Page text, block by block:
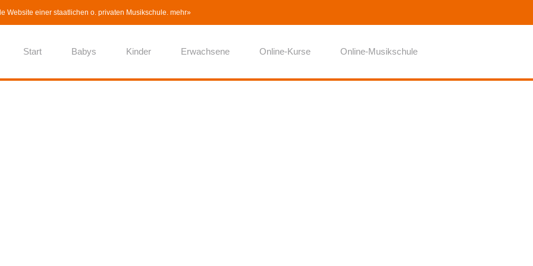
Website einer staatlichen o. privaten Musikschule. mehr»
Start Babys Kinder Erwachsene Online-Kurse Online-Musikschule